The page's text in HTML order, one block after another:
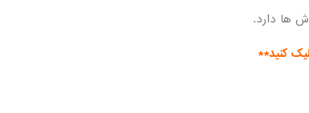
ها دارد.
کنید**